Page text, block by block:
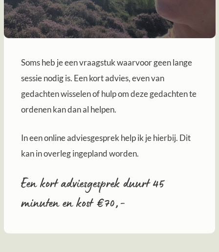
Soms heb je een vraagstuk waarvoor geen lange
sessie nodig is. Een kort advies, even van
gedachten wisselen of hulp om deze gedachten te
ordenen kan dan al helpen.
In een online adviesgesprek help ik je hierbij. Dit
kan in overleg ingepland worden.
Een kort adviesgesprek duurt 45
minuten en kost €70,-